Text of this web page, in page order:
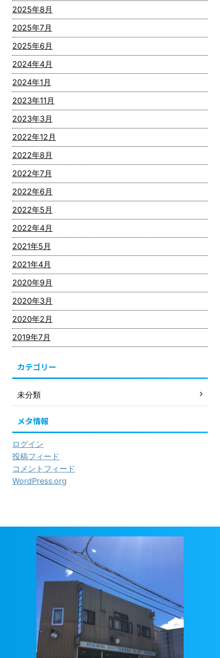
2025年8月
2025年7月
2025年6月
2024年4月
2024年1月
2023年11月
2023年3月
2022年12月
2022年8月
2022年7月
2022年6月
2022年5月
2022年4月
2021年5月
2021年4月
2020年9月
2020年3月
2020年2月
2019年7月
カテゴリー
未分類
メタ情報
ログイン
投稿フィード
コメントフィード
WordPress.org